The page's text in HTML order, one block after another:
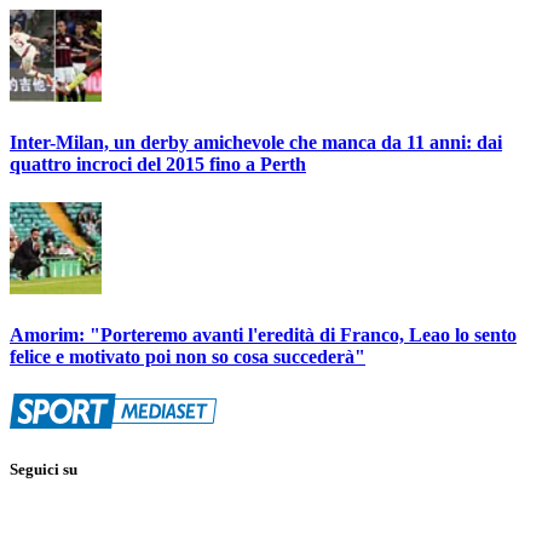
Inter-Milan, un derby amichevole che manca da 11 anni: dai
quattro incroci del 2015 fino a Perth
Amorim: "Porteremo avanti l'eredità di Franco, Leao lo sento
felice e motivato poi non so cosa succederà"
Seguici su